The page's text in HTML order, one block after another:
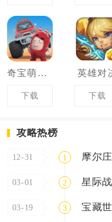
奇宝萌兵之怪兽卡车
下载
英雄对
下载
攻略热榜
12-31 1 摩尔
03-01 2 星际
03-19 3 宝藏